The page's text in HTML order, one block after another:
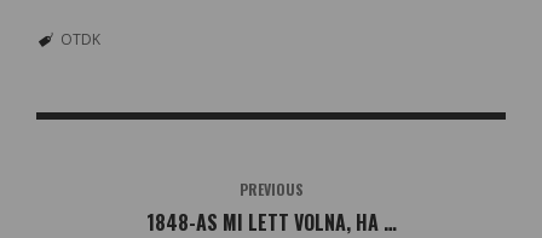
OTDK
PREVIOUS
1848-AS MI LETT VOLNA, HA …